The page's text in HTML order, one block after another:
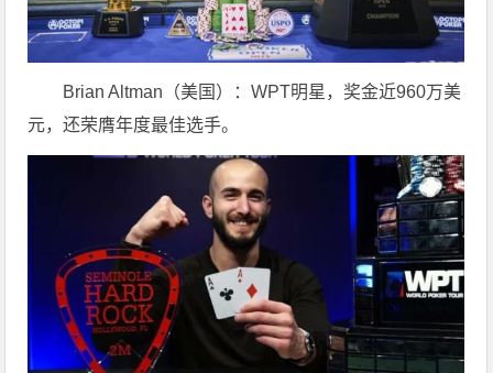
Brian Altman（美国）：WPT明星，奖金近960万美
元，还荣膺年度最佳选手。